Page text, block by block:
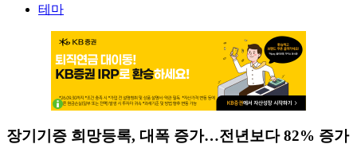
테마
장기기증 희망등록, 대폭 증가…전년보다 82% 증가